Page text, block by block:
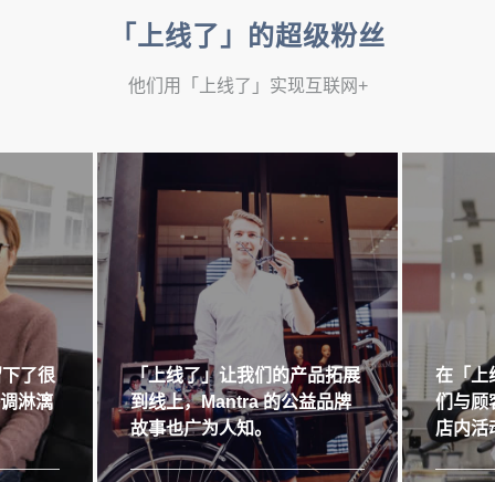
「上线了」的超级粉丝
他们用「上线了」实现互联网+
了很
淋漓
「上线了」让我们的产品拓展
到线上，Mantra 的公益品牌
故事也广为人知。
在「上
们与顾
店内活